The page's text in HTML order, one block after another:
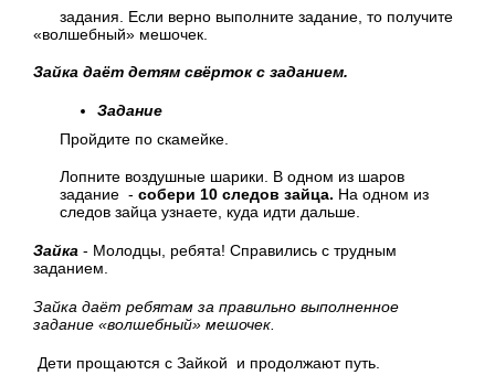
задания. Если верно выполните задание, то получите
«волшебный» мешочек.
Зайка даёт детям свёрток с заданием.
Задание
Пройдите по скамейке.
Лопните воздушные шарики. В одном из шаров
задание - собери 10 следов зайца. На одном из
следов зайца узнаете, куда идти дальше.
Зайка - Молодцы, ребята! Справились с трудным
заданием.
Зайка даёт ребятам за правильно выполненное
задание «волшебный» мешочек.
Дети прощаются с Зайкой и продолжают путь.